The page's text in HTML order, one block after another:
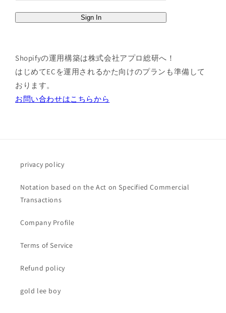
Shopifyの運用構築は株式会社アプロ総研へ！
はじめてECを運用されるかた向けのプランも準備して
おります。
お問い合わせはこちらから
privacy policy
Notation based on the Act on Specified Commercial
Transactions
Company Profile
Terms of Service
Refund policy
gold lee boy